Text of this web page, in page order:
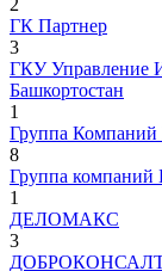
ГК Партнер
3
ГКУ Управление
Башкортостан
1
Группа Компаний
8
Группа
1
ДЕЛОМАКС
3